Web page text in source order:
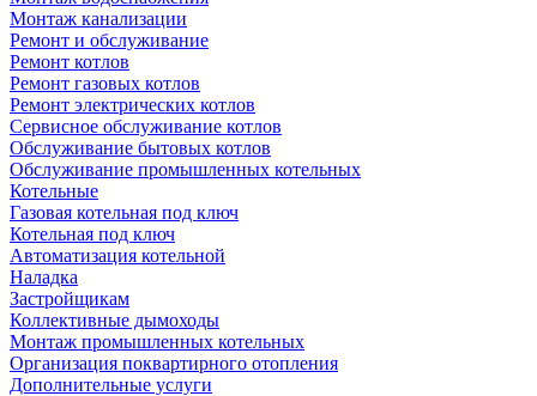
Монтаж канализации
Ремонт и обслуживание
Ремонт котлов
Ремонт газовых котлов
Ремонт электрических котлов
Сервисное обслуживание котлов
Обслуживание бытовых котлов
Обслуживание промышленных котельных
Котельные
Газовая котельная под ключ
Котельная под ключ
Автоматизация котельной
Наладка
Застройщикам
Коллективные дымоходы
Монтаж промышленных котельных
Организация поквартирного отопления
Дополнительные услуги